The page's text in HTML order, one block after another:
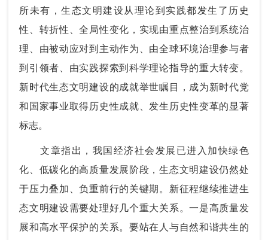
所未有，生态文明建设从理论到实践都发生了历史
性、转折性、全局性变化，实现由重点整治到系统治
理、由被动应对到主动作为、由全球环境治理参与者
到引领者、由实践探索到科学理论指导的重大转变。
新时代生态文明建设的成就举世瞩目，成为新时代党
和国家事业取得历史性成就、发生历史性变革的显著
标志。
文章指出，我国经济社会发展已进入加快绿色
化、低碳化的高质量发展阶段，生态文明建设仍然处
于压力叠加、负重前行的关键期。新征程继续推进生
态文明建设需要处理好几个重大关系。一是高质量发
展和高水平保护的关系。要站在人与自然和谐共生的